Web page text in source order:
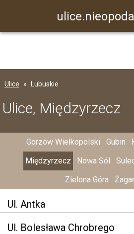
Ulice Lubuskie
Ulice, Międzyrzecz
Gorzów Wielkopolski Gubin
Międzyrzecz
Nowa Sól
Zielona Góra
Ul. Antka
Ul. Bolesława Chrobrego